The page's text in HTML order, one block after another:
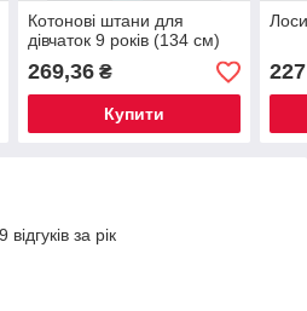
Котонові штани для
дівчаток 9 років (134 см)
269,36₴
Купити
за рік